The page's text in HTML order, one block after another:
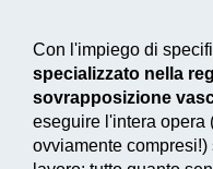
Con l'impiego di
specializzato nella
sovrapposizione
eseguire l'intera opera
ovviamente